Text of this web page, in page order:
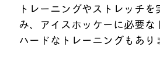
トレーニングやストレッチ
み、アイスホッケーに必要な
ハードなトレーニングもあり